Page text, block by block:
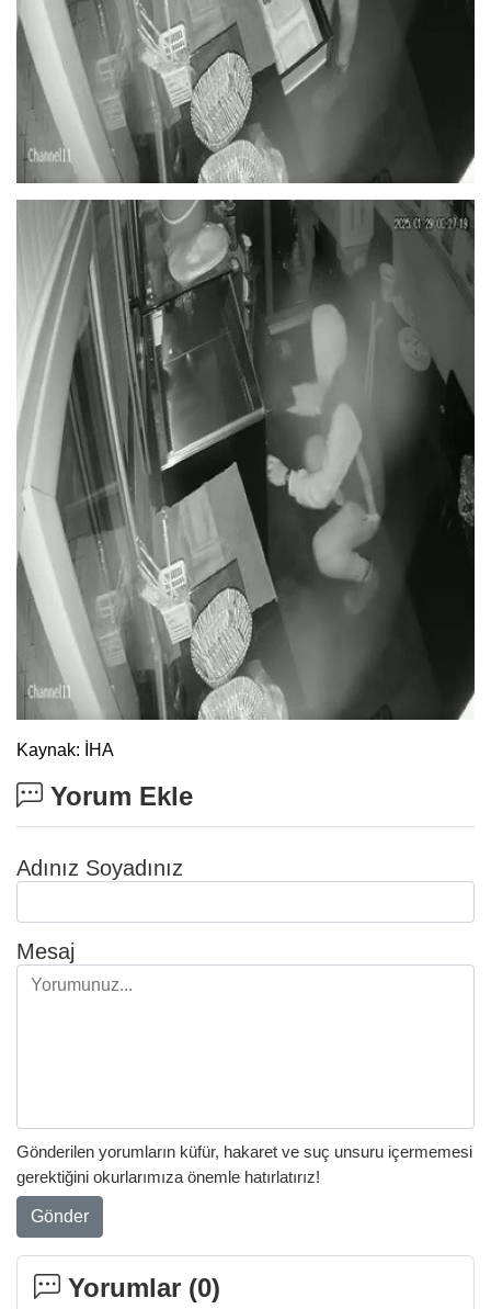
Kaynak: İHA
Yorum Ekle
Adınız Soyadınız
Mesaj
Gönderilen yorumların küfür, hakaret ve suç unsuru içermemesi
gerektiğini okurlarımıza önemle hatırlatırız!
Gönder
Yorumlar (0)